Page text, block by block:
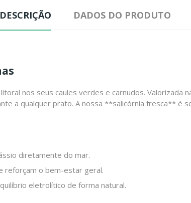
DESCRIÇÃO DADOS DO PRODUTO
nos seus caules verdes e carnudos. Valorizada
a qualquer prato. A nossa **salicórnia fresca** é
diretamente do mar.
reforçam o bem-estar geral.
eletrolítico de forma natural.